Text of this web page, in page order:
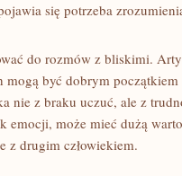
się potrzeba
do rozmów z bliskimi.
być dobrym
nie z braku uczuć, ale z
emocji, może mieć dużą
z drugim człowiekiem.